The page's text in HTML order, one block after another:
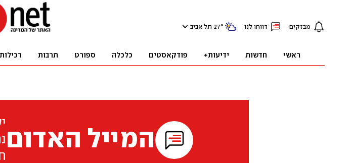
מבזקים דווחו לנו 27° תל אביב
ראשי חדשות ידיעות+ פודקאסטים כלכלה ספורט תרבות רכילות
המייל האדום